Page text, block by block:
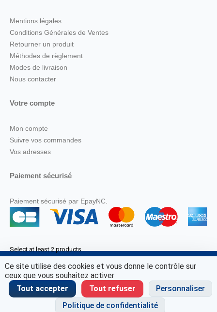
Mentions légales
Conditions Générales de Ventes
Retourner un produit
Méthodes de règlement
Modes de livraison
Nous contacter
Votre compte
Mon compte
Suivre vos commandes
Vos adresses
Paiement sécurisé
Paiement sécurisé par EpayNC.
Select at least 2 products
Ce site utilise des cookies et vous donne le contrôle sur
ceux que vous souhaitez activer
Tout accepter
Tout refuser
Personnaliser
Politique de confidentialité